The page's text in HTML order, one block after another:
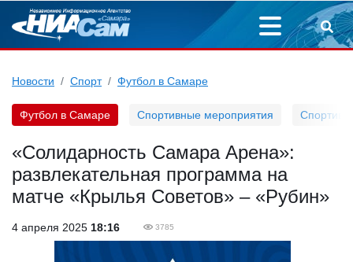
Новости Спорт Футбол в Самаре
Футбол в Самаре Спортивные мероприятия
«Солидарность Самара Арена»:
развлекательная программа на
матче «Крылья Советов» – «Рубин»
4 апреля 2025 18:16 3785